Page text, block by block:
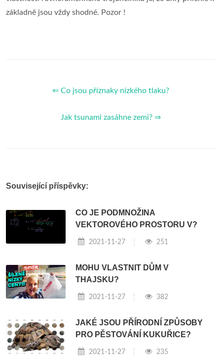
základně jsou vždy shodné. Pozor !
⇐ Co jsou příznaky nízkého tlaku?
Jak tsunami zasáhne zemi? ⇒
Související příspěvky:
CO JE PODMNOŽINA
VEKTOROVÉHO PROSTORU V?
2021-11-27 251
MOHU VLASTNIT DŮM V
THAJSKU?
2021-11-27 382
JAKÉ JSOU PŘÍRODNÍ ZPŮSOBY
PRO PĚSTOVÁNÍ KUKUŘICE?
2021-11-27 235